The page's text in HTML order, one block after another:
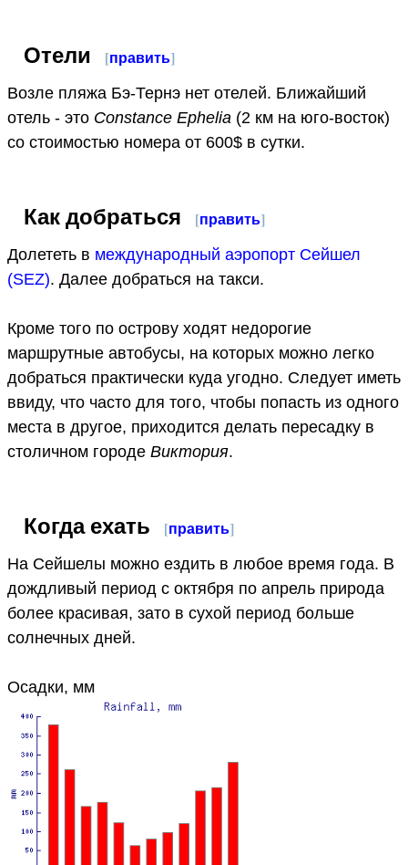
Отели [править]
Возле пляжа Бэ-Тернэ нет отелей. Ближайший
отель - это Constance Ephelia (2 км на юго-восток)
со стоимостью номера от 600$ в сутки.
Как добраться [править]
Долететь в международный аэропорт Сейшел
(SEZ). Далее добраться на такси.
Кроме того по острову ходят недорогие
маршрутные автобусы, на которых можно легко
добраться практически куда угодно. Следует иметь
ввиду, что часто для того, чтобы попасть из одного
места в другое, приходится делать пересадку в
столичном городе Виктория.
Когда ехать [править]
На Сейшелы можно ездить в любое время года. В
дождливый период с октября по апрель природа
более красивая, зато в сухой период больше
солнечных дней.
Осадки, мм